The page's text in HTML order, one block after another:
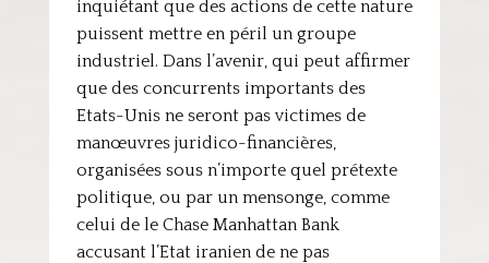
inquiétant que des actions de cette nature
puissent mettre en péril un groupe
industriel. Dans l’avenir, qui peut affirmer
que des concurrents importants des
Etats-Unis ne seront pas victimes de
manœuvres juridico-financières,
organisées sous n’importe quel prétexte
politique, ou par un mensonge, comme
celui de le Chase Manhattan Bank
accusant l’Etat iranien de ne pas